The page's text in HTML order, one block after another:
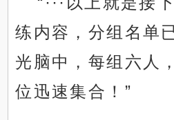
练内容，分组名单
光脑中，每组六人
位迅速集合！”